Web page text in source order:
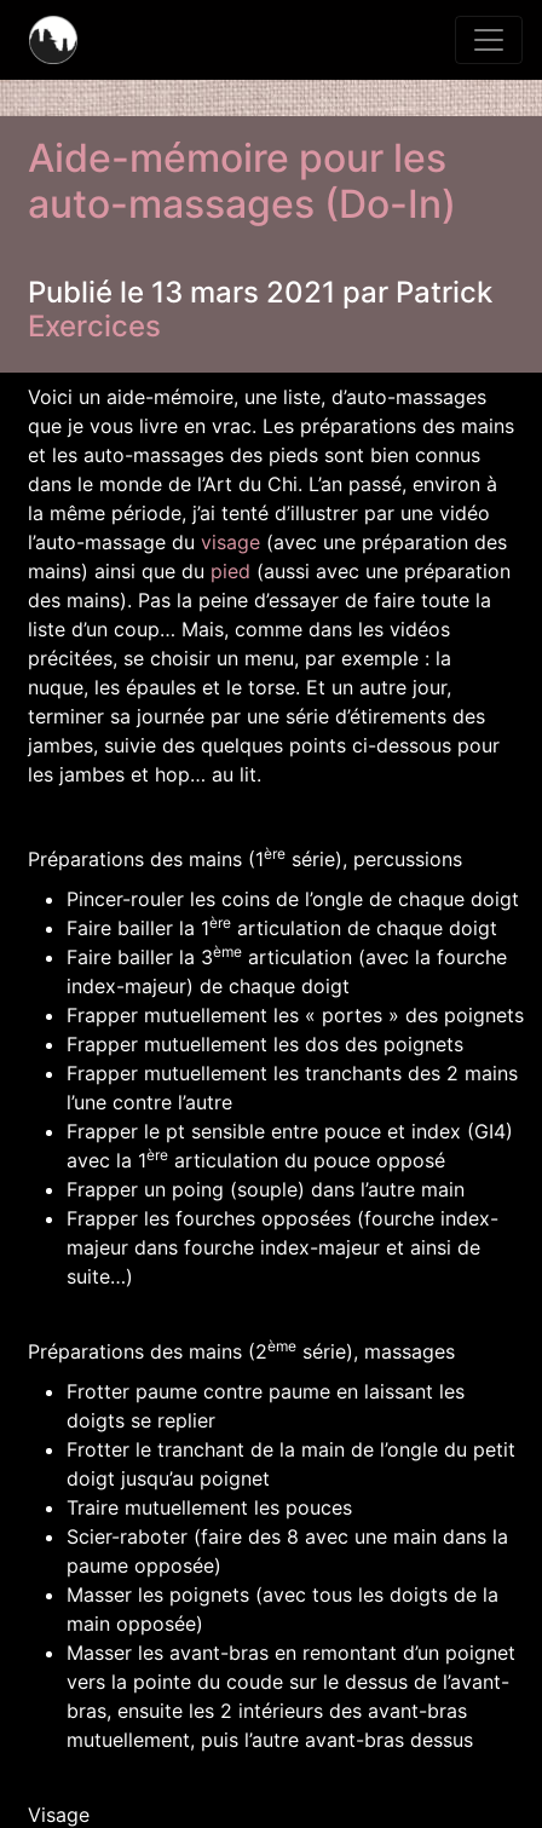
Aide-mémoire pour les
auto-massages (Do-In)
Publié le 13 mars 2021 par Patrick
Exercices
Voici un aide-mémoire, une liste, d’auto-massages
que je vous livre en vrac. Les préparations des mains
et les auto-massages des pieds sont bien connus
dans le monde de l’Art du Chi. L’an passé, environ à
la même période, j’ai tenté d’illustrer par une vidéo
l’auto-massage du visage (avec une préparation des
mains) ainsi que du pied (aussi avec une préparation
des mains). Pas la peine d’essayer de faire toute la
liste d’un coup… Mais, comme dans les vidéos
précitées, se choisir un menu, par exemple : la
nuque, les épaules et le torse. Et un autre jour,
terminer sa journée par une série d’étirements des
jambes, suivie des quelques points ci-dessous pour
les jambes et hop… au lit.
Préparations des mains (1ère série), percussions
Pincer-rouler les coins de l’ongle de chaque doigt
Faire bailler la 1ère articulation de chaque doigt
Faire bailler la 3ème articulation (avec la fourche
index-majeur) de chaque doigt
Frapper mutuellement les « portes » des poignets
Frapper mutuellement les dos des poignets
Frapper mutuellement les tranchants des 2 mains
l’une contre l’autre
Frapper le pt sensible entre pouce et index (GI4)
avec la 1ère articulation du pouce opposé
Frapper un poing (souple) dans l’autre main
Frapper les fourches opposées (fourche index-
majeur dans fourche index-majeur et ainsi de
suite…)
Préparations des mains (2ème série), massages
Frotter paume contre paume en laissant les
doigts se replier
Frotter le tranchant de la main de l’ongle du petit
doigt jusqu’au poignet
Traire mutuellement les pouces
Scier-raboter (faire des 8 avec une main dans la
paume opposée)
Masser les poignets (avec tous les doigts de la
main opposée)
Masser les avant-bras en remontant d’un poignet
vers la pointe du coude sur le dessus de l’avant-
bras, ensuite les 2 intérieurs des avant-bras
mutuellement, puis l’autre avant-bras dessus
Visage